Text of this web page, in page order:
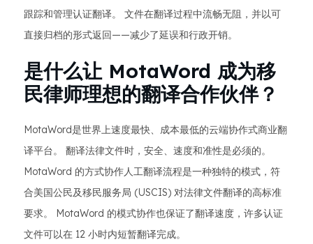
跟踪和管理认证翻译。 文件在翻译过程中流畅无阻，并以可
直接归档的形式返回——减少了延误和行政开销。
是什么让 MotaWord 成为移
民律师理想的翻译合作伙伴？
MotaWord是世界上速度最快、成本最低的云端协作式商业翻
译平台。 翻译法律文件时，安全、速度和准性是必须的。
MotaWord 的方式协作人工翻译流程是一种独特的模式，符
合美国公民及移民服务局 (USCIS) 对法律文件翻译的高标准
要求。 MotaWord 的模式协作也保证了翻译速度，许多认证
文件可以在 12 小时内短暂翻译完成。